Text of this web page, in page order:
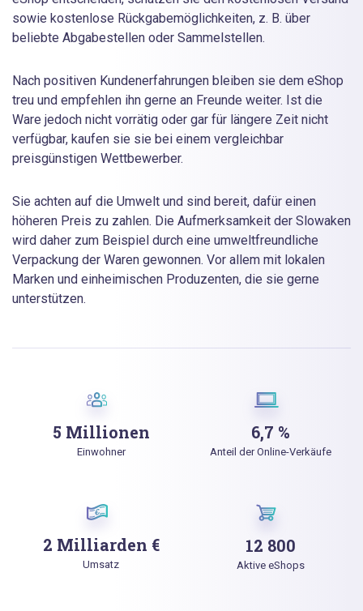
sowie kostenlose Rückgabemöglichkeiten, z. B. über
beliebte Abgabestellen oder Sammelstellen.
Nach positiven Kundenerfahrungen bleiben sie dem eShop
treu und empfehlen ihn gerne an Freunde weiter. Ist die
Ware jedoch nicht vorrätig oder gar für längere Zeit nicht
verfügbar, kaufen sie sie bei einem vergleichbar
preisgünstigen Wettbewerber.
Sie achten auf die Umwelt und sind bereit, dafür einen
höheren Preis zu zahlen. Die Aufmerksamkeit der Slowaken
wird daher zum Beispiel durch eine umweltfreundliche
Verpackung der Waren gewonnen. Vor allem mit lokalen
Marken und einheimischen Produzenten, die sie gerne
unterstützen.
5 Millionen
Einwohner
6,7 %
Anteil der Online-Verkäufe
2 Milliarden €
Umsatz
12 800
Aktive eShops